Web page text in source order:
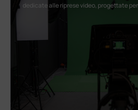
dedicate alle riprese video, progettate